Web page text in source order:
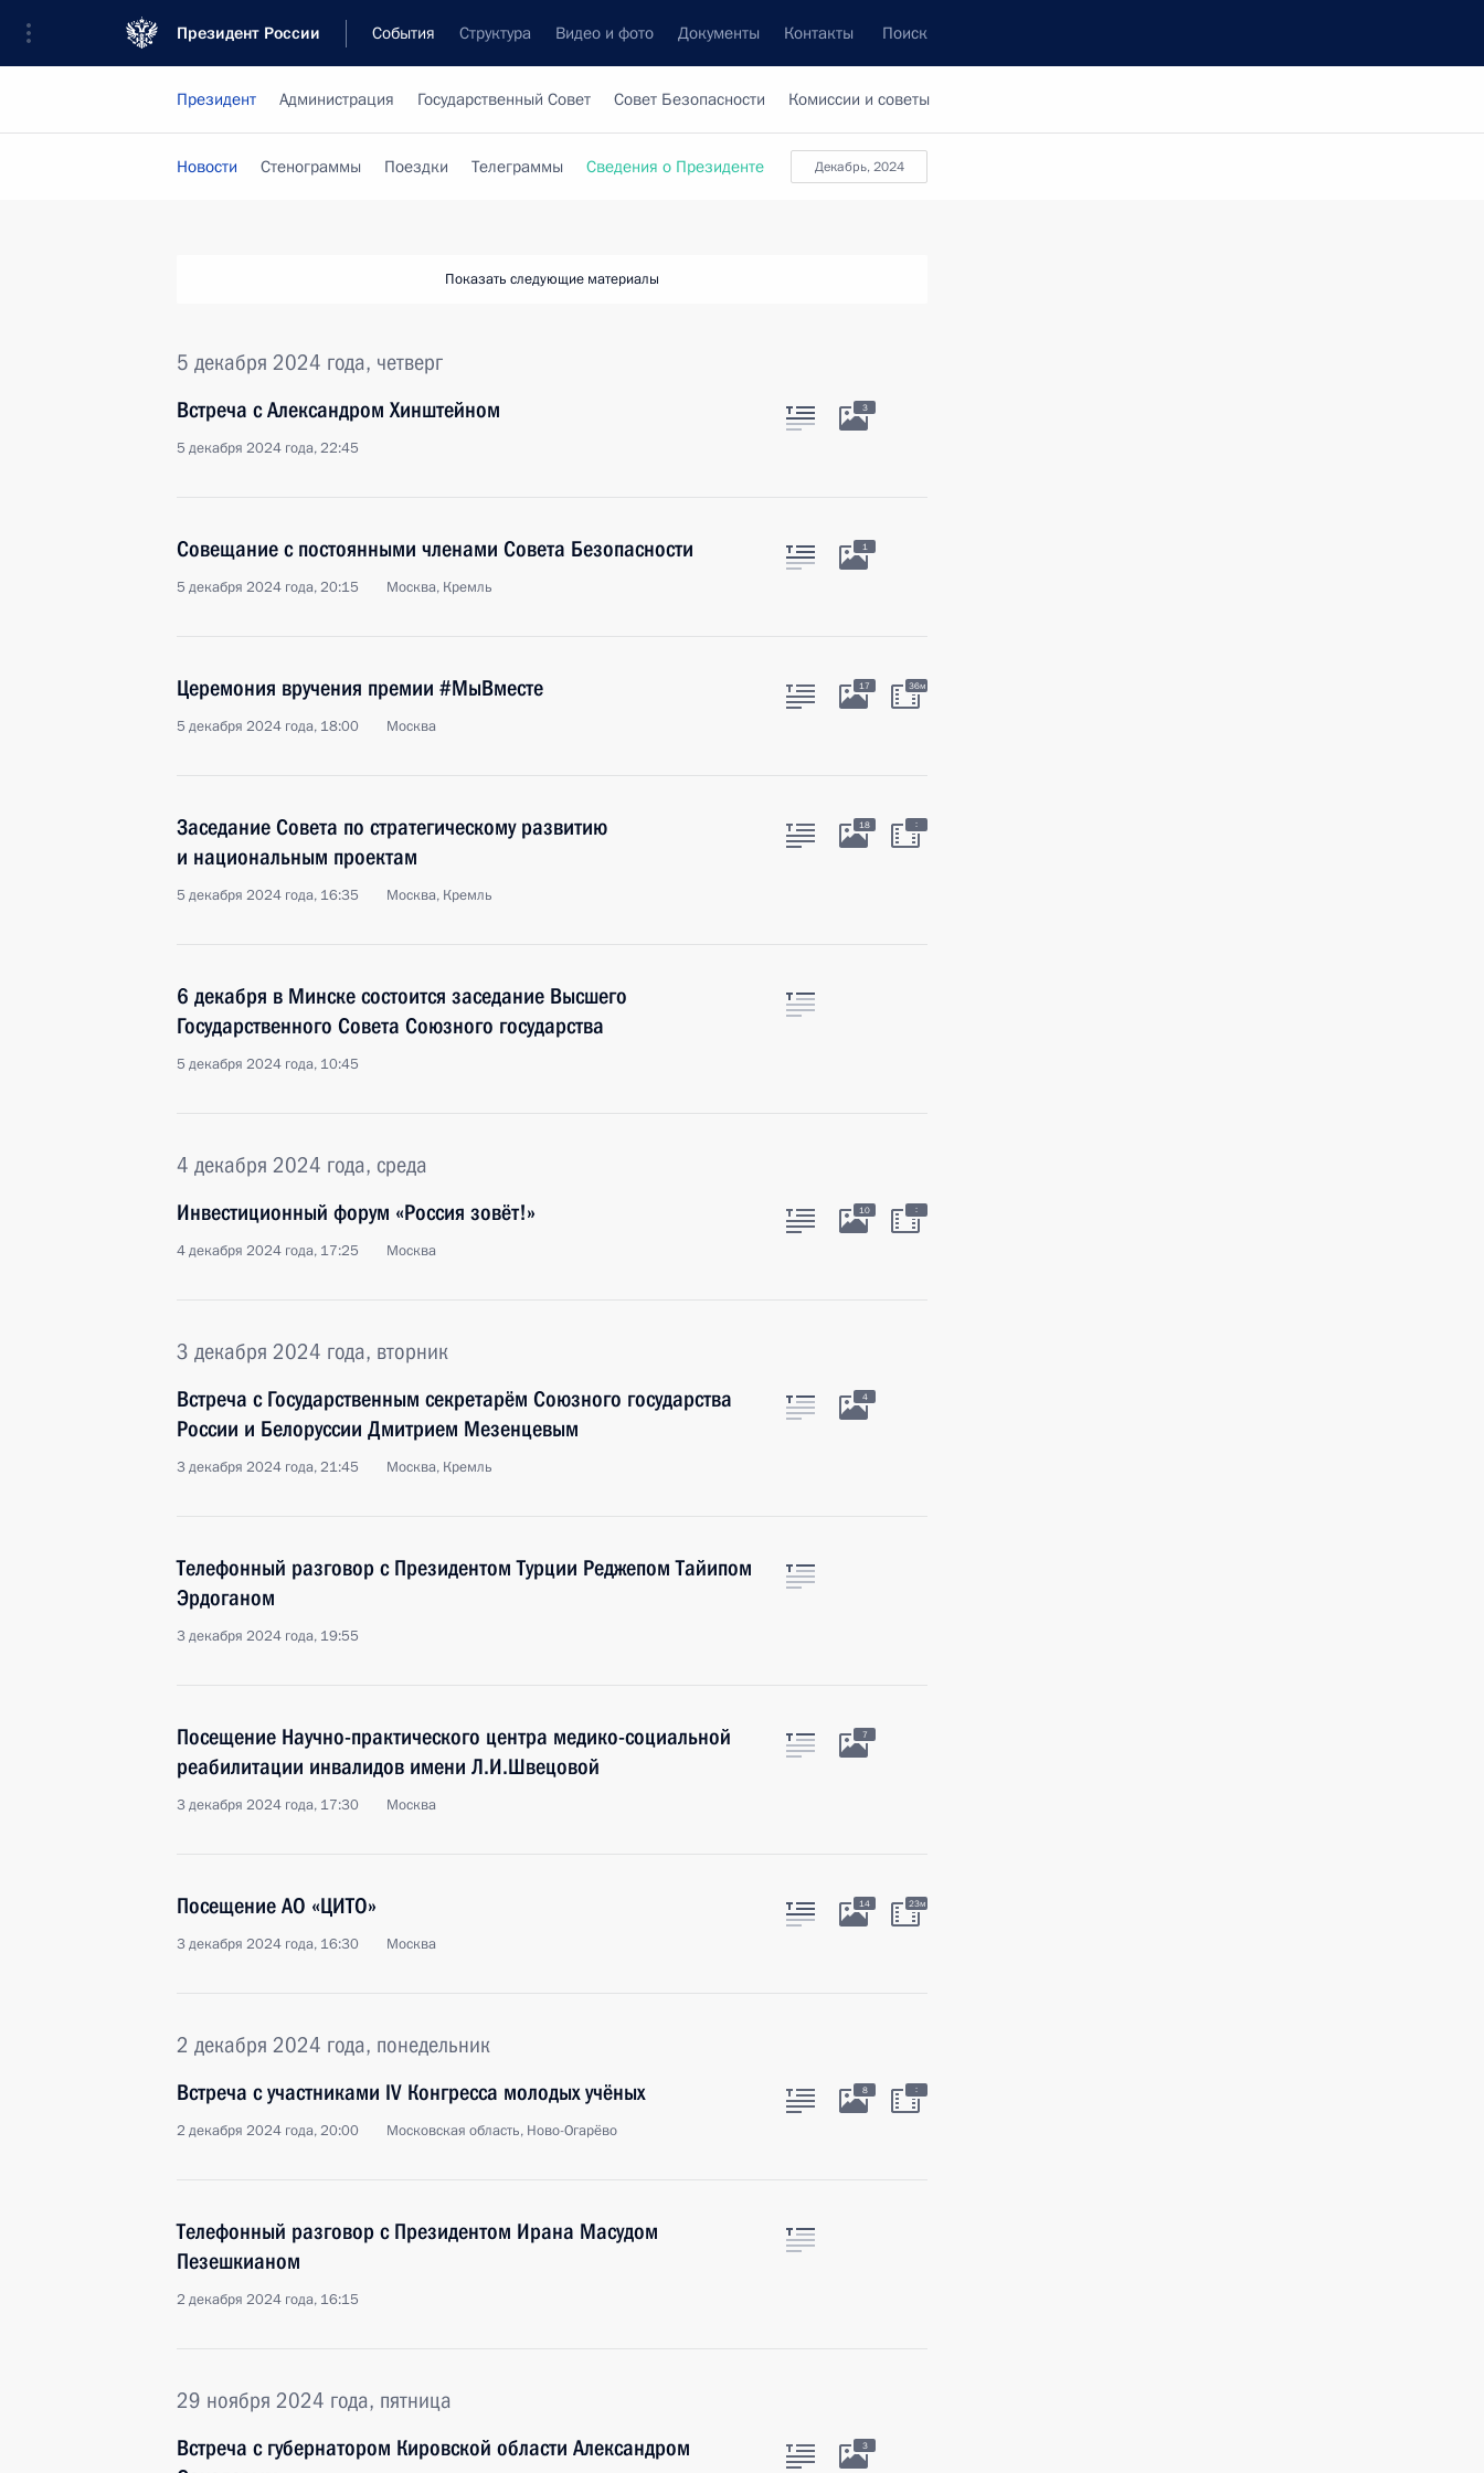
Президент России События Структура Видео и фото Документы Контакты Поиск
Президент Администрация Государственный Совет Совет Безопасности Комиссии и советы
декабрь, 2024
Новости Стенограммы Поездки Телеграммы Сведения о Президенте
Показать следующие материалы
5 декабря 2024 года, четверг
Встреча с Александром Хинштейном
5 декабря 2024 года, 22:45
3
Совещание с постоянными членами Совета Безопасности
5 декабря 2024 года, 20:15 Москва, Кремль
1
Церемония вручения премии #МыВместе
5 декабря 2024 года, 18:00 Москва
17 36м
Заседание Совета по стратегическому развитию
и национальным проектам
5 декабря 2024 года, 16:35 Москва, Кремль
18 :
6 декабря в Минске состоится заседание Высшего
Государственного Совета Союзного государства
5 декабря 2024 года, 10:45
4 декабря 2024 года, среда
Инвестиционный форум «Россия зовёт!»
4 декабря 2024 года, 17:25 Москва
10 :
3 декабря 2024 года, вторник
Встреча с Государственным секретарём Союзного государства
России и Белоруссии Дмитрием Мезенцевым
3 декабря 2024 года, 21:45 Москва, Кремль
4
Телефонный разговор с Президентом Турции Реджепом Тайипом
Эрдоганом
3 декабря 2024 года, 19:55
Посещение Научно-практического центра медико-социальной
реабилитации инвалидов имени Л.И.Швецовой
3 декабря 2024 года, 17:30 Москва
7
Посещение АО «ЦИТО»
3 декабря 2024 года, 16:30 Москва
14 23м
2 декабря 2024 года, понедельник
Встреча с участниками IV Конгресса молодых учёных
2 декабря 2024 года, 20:00 Московская область, Ново-Огарёво
8 :
Телефонный разговор с Президентом Ирана Масудом
Пезешкианом
2 декабря 2024 года, 16:15
29 ноября 2024 года, пятница
Встреча с губернатором Кировской области Александром
3